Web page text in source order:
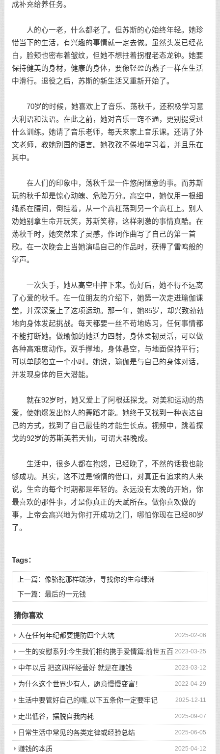
成补充给养任务。
人的心一老，什么都老了。但苏斯的心始终年轻。她珍
惜当下的生活，有兴趣的事情就一定去做。虽然头发已经花
白，脸颊也密布着皱纹，但她不想拄着拐棍老态龙钟。她要
保持健美的身材，健康的身体，要像轻盈的燕子一样在生活
中滑行。退役之后，苏斯的新生活又重新开始了。
70岁的时候，她喜欢上了音乐、荡秋千，还积极学习意
大利语和法语。在此之前，她对音乐一窍不通，更别提受过
什么训练。她请了音乐老师，每天来家上音乐课。还请了外
文老师，教她别国的语言。她孜孜不倦地学习着，并且乐在
其中。
在人们的印象中，荡秋千是一件悠闲惬意的事。而苏斯
玩的秋千却是惊心动魄、危险万分。高空中，她仅用一根细
绳系在腰间，倒挂着，从一个高杠荡到另一个高杠上。别人
劝她别拿生命开玩笑，苏斯笑称，这样刺激的事情真酷。在
荡秋千时，她突然来了灵感，作词作曲写了自己的第一首
歌。在一次晚会上当她演唱自己的作品时，获得了雷鸣般的
掌声。
一次失手，她从高空中摔下来。伤好后，她不得不远离
了心爱的秋千。在一位朋友的介绍下，她第一次走进瑜伽课
堂，并深深爱上了这项运动。那一年，她85岁，却兴致勃勃
地向身体发起挑战。每天都要一丝不苟地练习，任何事情都
不能打断她。做瑜伽的她活力四射，身体柔韧灵活，可以做
各种高难度动作。双手撑地，身体悬空，与地面保持平行；
可以单腿独立一个小时。她说，瑜伽是与自己的身体对话，
并发现身体的巨大潜能。
就在92岁时，她又爱上了阿根廷探戈。对美和运动的热
爱，使她爆发出惊人的舞蹈才能。她终于又找到一种表达自
己的方式，找到了自己最佳的才能生长点。视频中，跳着探
戈的92岁的苏斯美若天仙，可谓大器晚成。
生活中，很多人都在抱怨，已经晚了，不然的话我也能
够成功。其实，这不过是懒惰的借口，对真正有追求的人来
说，生命的每个时期都是年轻的。永远没有太晚的开始，你
最喜欢的那件事，才是你真正的天赋所在。做你喜欢做的
事，上帝会高兴地为你打开成功之门，哪怕你现在已经80岁
了。
Tags：
上一篇： 像骆驼那样跋涉，寻找你的生命绿洲
下一篇： 最后的一元钱
猜你喜欢
2025-02-06
人在任何年纪都要提防四个大坑
2023-03-25
一生的安慰系列:今生我们相约携手爱情篇:前世五百
次的回眸才换来今生的相遇
2023-03-12
中年以后 把这四样经营好 就是在赚钱
2022-04-29
为什么这个世界少有人，愿意慢慢变富！
2025-12-11
生活中要管好自己的嘴,以下五条你一定要牢记
2025-09-07
走出低谷，摆脱自我内耗
2025-06-05
日常生活中常见的各类定律或经验总结
2025-04-12
赚钱的本质